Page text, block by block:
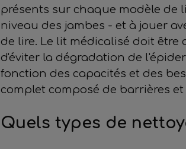
présents sur chaque modèle de
niveau des jambes - et à jouer
de lire. Le lit médicalisé doit être
d'éviter la dégradation de
fonction des capacités et des
complet composé de barrières
Quels types de